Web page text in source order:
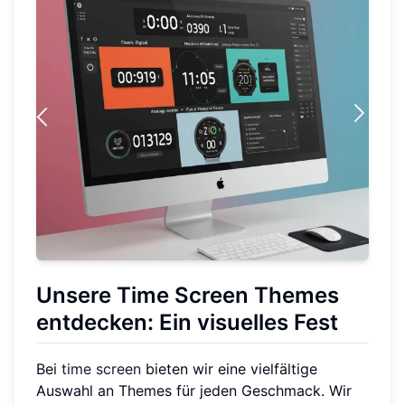
Unsere Time Screen Themes
entdecken: Ein visuelles Fest
Bei time screen bieten wir eine vielfältige
Auswahl an Themes für jeden Geschmack. Wir